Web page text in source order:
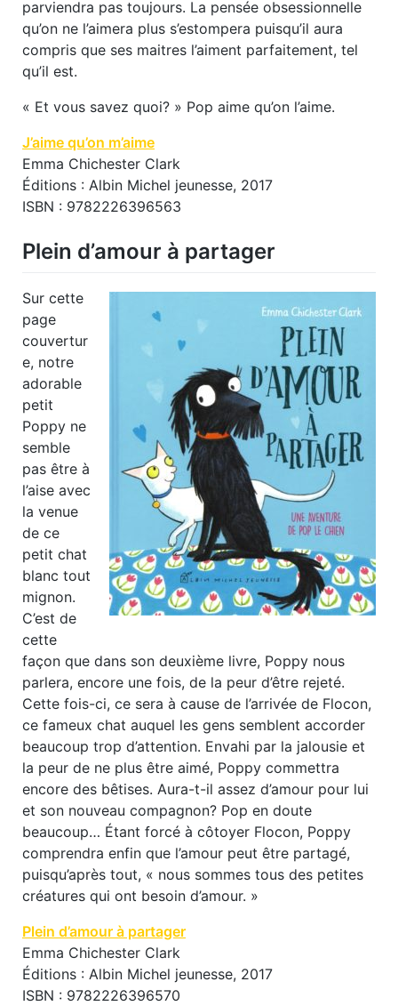
parviendra pas toujours. La pensée obsessionnelle
qu’on ne l’aimera plus s’estompera puisqu’il aura
compris que ses maitres l’aiment parfaitement, tel
qu’il est.
« Et vous savez quoi? » Pop aime qu’on l’aime.
J’aime qu’on m’aime
Emma Chichester Clark
Éditions : Albin Michel jeunesse, 2017
ISBN : 9782226396563
Plein d’amour à partager
Sur cette
page
couvertur
e, notre
adorable
petit
Poppy ne
semble
pas être à
l’aise avec
la venue
de ce
petit chat
blanc tout
mignon.
C’est de
cette
façon que dans son deuxième livre, Poppy nous
parlera, encore une fois, de la peur d’être rejeté.
Cette fois-ci, ce sera à cause de l’arrivée de Flocon,
ce fameux chat auquel les gens semblent accorder
beaucoup trop d’attention. Envahi par la jalousie et
la peur de ne plus être aimé, Poppy commettra
encore des bêtises. Aura-t-il assez d’amour pour lui
et son nouveau compagnon? Pop en doute
beaucoup… Étant forcé à côtoyer Flocon, Poppy
comprendra enfin que l’amour peut être partagé,
puisqu’après tout, « nous sommes tous des petites
créatures qui ont besoin d’amour. »
Plein d’amour à partager
Emma Chichester Clark
Éditions : Albin Michel jeunesse, 2017
ISBN : 9782226396570